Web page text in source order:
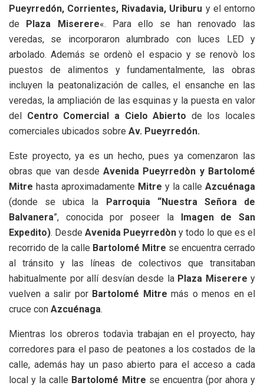
Pueyrredón, Corrientes, Rivadavia, Uriburu y el entorno
de Plaza Miserere«. Para ello se han renovado las
veredas, se incorporaron alumbrado con luces LED y
arbolado. Además se ordenò el espacio y se renovò los
puestos de alimentos y fundamentalmente, las obras
incluyen la peatonalización de calles, el ensanche en las
veredas, la ampliación de las esquinas y la puesta en valor
del Centro Comercial a Cielo Abierto de los locales
comerciales ubicados sobre Av. Pueyrredón.
Este proyecto, ya es un hecho, pues ya comenzaron las
obras que van desdeAvenida Pueyrredòn y Bartolomé
Mitre hasta aproximadamente Mitre y la calle Azcuénaga
(donde se ubica la
Parroquia “Nuestra Señora de
Balvanera”, conocida por poseer la
Imagen de San
Expedito). Desde Avenida Pueyrredòn y todo lo que es el
recorrido de la calle Bartolomé Mitre se encuentra cerrado
al tránsito y las líneas de colectivos que transitaban
habitualmente por allí desvían desde la Plaza Miserere y
vuelven a salir por Bartolomé Mitre más o menos en el
cruce con Azcuénaga.
Mientras los obreros todavìa trabajan en el proyecto, hay
corredores para el paso de peatones a los costados de la
calle, además hay un paso abierto para el acceso a cada
local y la calle Bartolomé Mitre se encuentra (por ahora y